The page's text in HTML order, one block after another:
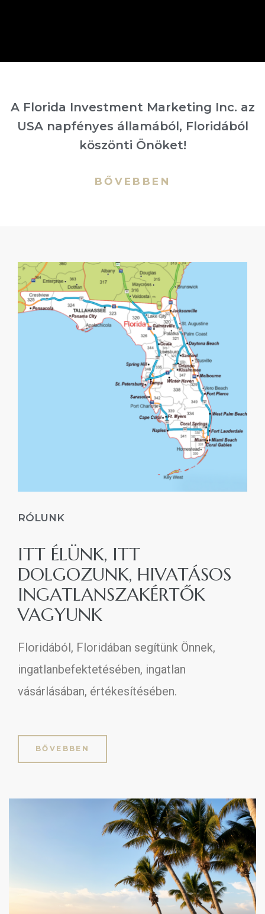
A Florida Investment Marketing Inc. az
USA napfényes államából, Floridából
köszönti Önöket!
BŐVEBBEN
RÓLUNK
ITT ÉLÜNK, ITT
DOLGOZUNK, HIVATÁSOS
INGATLANSZAKÉRTŐK
VAGYUNK​​
Floridából, Floridában segítünk Önnek,
ingatlanbefektetésében, ingatlan
vásárlásában, értékesítésében.
BŐVEBBEN